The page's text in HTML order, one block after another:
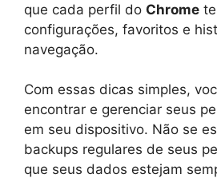
que cada perfil do Chrome
configurações, favoritos e
navegação.
Com essas dicas simples,
encontrar e gerenciar seus
em seu dispositivo. Não se
backups regulares de seus
que seus dados estejam